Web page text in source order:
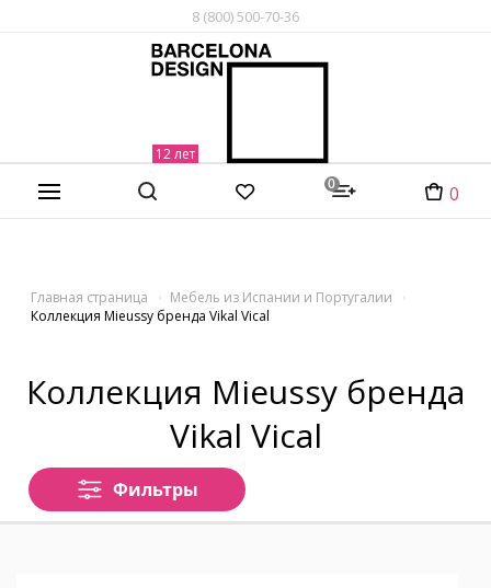
8 (800) 500-70-36
0 0
Главная страница
Мебель из Испании и Португалии
Коллекция Mieussy бренда Vikal Vical
Коллекция Mieussy бренда
Vikal Vical
Фильтры